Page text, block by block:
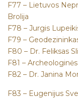
F77 – Lietuvos
Brolija
F78 – Jurgis
F79 –
F80 – Dr. Feliksas
F81 –
F82 – Dr. Janina
F83 – Eugenijus